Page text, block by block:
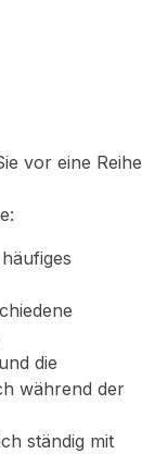
vor eine Reihe
die
während der
ständig mit